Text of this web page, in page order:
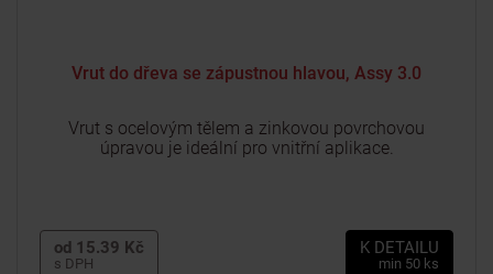
Vrut do dřeva se zápustnou hlavou, Assy 3.0
Vrut s ocelovým tělem a zinkovou povrchovou
úpravou je ideální pro vnitřní aplikace.
od 15.39 Kč
s DPH
K DETAILU
min 50 ks